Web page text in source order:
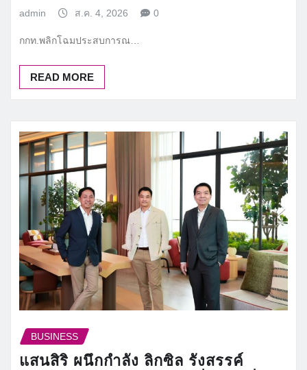
admin ส.ค. 4, 2026 0
กกท.พลิกโฉมประสบการณ…
READ MORE
BUSINESS
แสนสิริ ผนึกกำลัง ลิกซิล รังสรรค์